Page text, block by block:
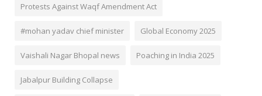
Protests Against Waqf Amendment Act
#mohan yadav chief minister Global Economy 2025
Vaishali Nagar Bhopal news Poaching in India 2025
Jabalpur Building Collapse